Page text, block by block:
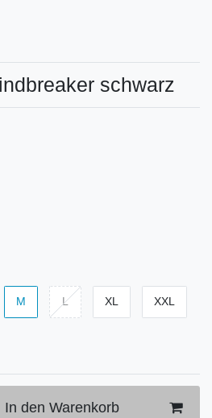
schwarz
M L XL XXL
In den Warenkorb